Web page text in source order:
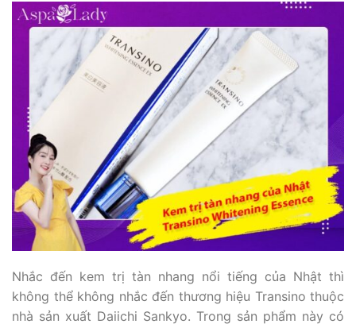
Nhắc đến kem trị tàn nhang nổi tiếng của Nhật thì
không thể không nhắc đến thương hiệu Transino thuộc
nhà sản xuất Daiichi Sankyo. Trong sản phẩm này có